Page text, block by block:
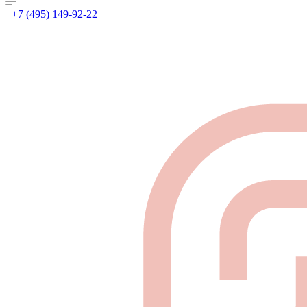
+7 (495) 149-92-22